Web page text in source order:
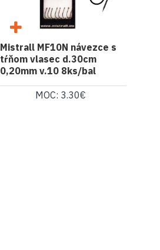
Mistrall MF10N návezce s
tŕňom vlasec d.30cm
0,20mm v.10 8ks/bal
MOC: 3.30€